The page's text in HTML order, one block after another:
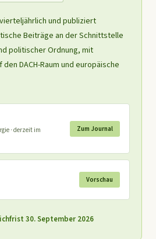
und publiziert
Beiträge an der Schnittstelle
politischer Ordnung, mit
DACH-Raum und europäische
· derzeit im
Zum Journal
Vorschau
30. September 2026